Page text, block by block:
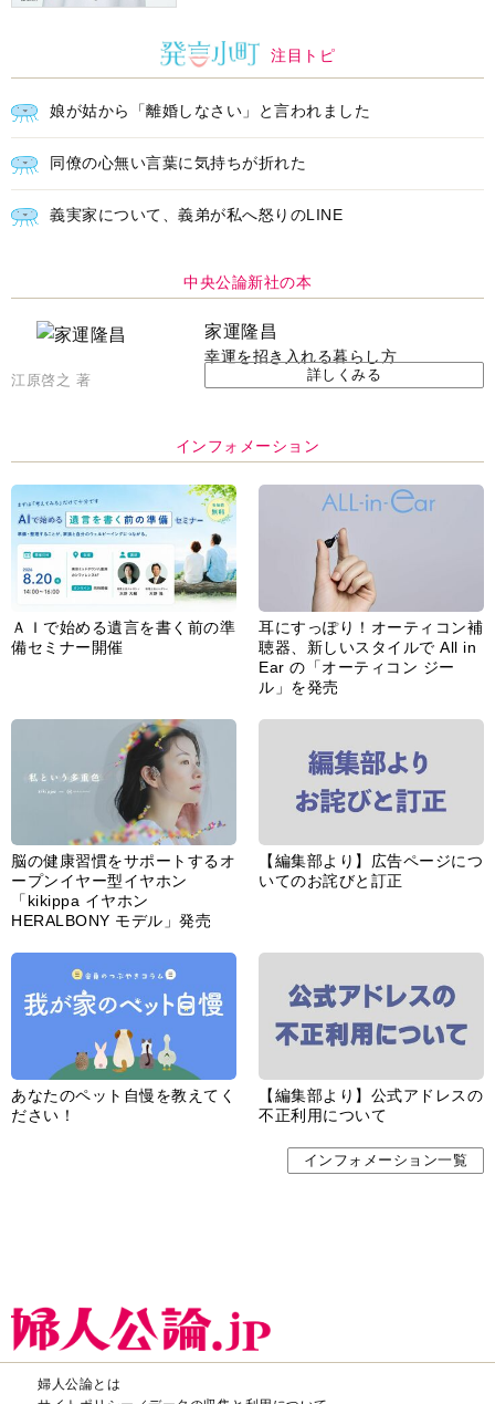
注目トピ
娘が姑から「離婚しなさい」と言われました
同僚の心無い言葉に気持ちが折れた
義実家について、義弟が私へ怒りのLINE
中央公論新社の本
家運隆昌
幸運を招き入れる暮らし方
江原啓之 著 詳しくみる
インフォメーション
ＡＩで始める遺言を書く前の準
備セミナー開催
耳にすっぽり！オーティコン補
聴器、新しいスタイルで All in
Ear の「オーティコン ジー
ル」を発売
脳の健康習慣をサポートするオ
ープンイヤー型イヤホン
「kikippa イヤホン
HERALBONY モデル」発売
【編集部より】広告ページにつ
いてのお詫びと訂正
あなたのペット自慢を教えてく
ださい！
【編集部より】公式アドレスの
不正利用について
インフォメーション一覧
婦人公論とは